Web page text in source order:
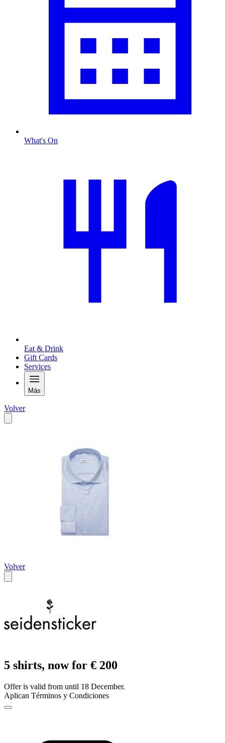
What's On
Eat & Drink
Gift Cards
Services
Más
Volver
Volver
5 shirts, now for € 200
Offer is valid from until 18 December.
Aplican Términos y Condiciones